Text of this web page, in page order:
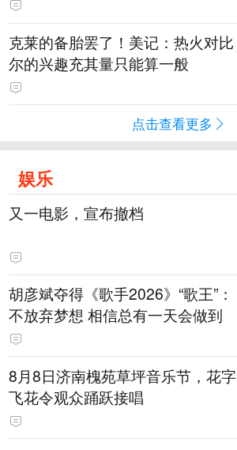
克莱的备胎罢了！美记：热火对比
尔的兴趣充其量只能算一般
点击查看更多
娱乐
又一电影，宣布撤档
胡彦斌夺得《歌手2026》“歌王”：
不放弃梦想 相信总有一天会做到
8月8日济南槐苑草坪音乐节，花字
飞花令观众踊跃接唱